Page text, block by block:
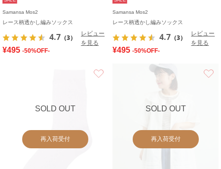
Samansa Mos2
レース柄透かし編みソックス
4.7 （3）
レビュー
を見る
¥495 -50%OFF-
Samansa Mos2
レース柄透かし編みソックス
4.7 （3）
レビュー
を見る
¥495 -50%OFF-
SOLD OUT
再入荷受付
SOLD OUT
再入荷受付